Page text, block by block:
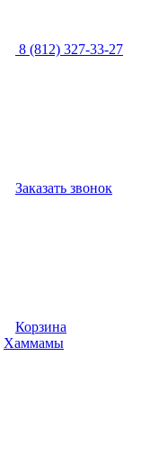
8 (812) 327-33-27
Заказать звонок
Корзина
Хаммамы